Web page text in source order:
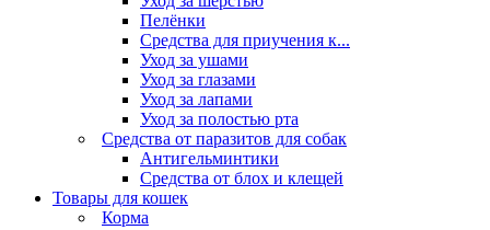
Пелёнки
Средства для приучения к...
Уход за ушами
Уход за глазами
Уход за лапами
Уход за полостью рта
Средства от паразитов для собак
Антигельминтики
Средства от блох и клещей
Товары для кошек
Корма